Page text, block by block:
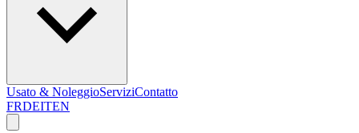
Usato & NoleggioServiziContatto
FRDEITEN